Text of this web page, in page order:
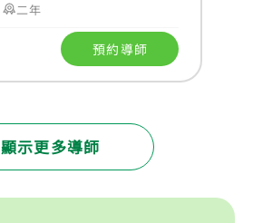
二年
預約導師
顯示更多導師